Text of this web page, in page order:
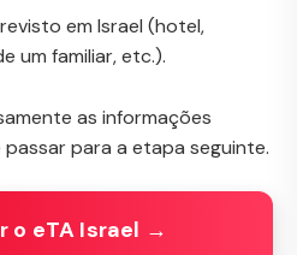
em Israel (hotel,
um familiar, etc.).
as informações
para a etapa seguinte.
o eTA Israel →